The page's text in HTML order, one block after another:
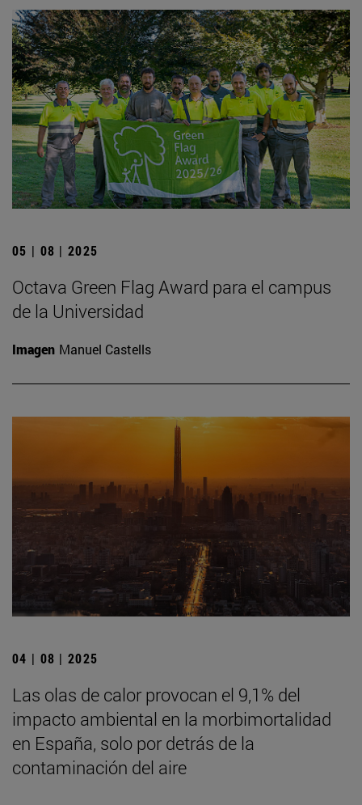
05 | 08 | 2025
Octava Green Flag Award para el campus
de la Universidad
Imagen Manuel Castells
04 | 08 | 2025
Las olas de calor provocan el 9,1% del
impacto ambiental en la morbimortalidad
en España, solo por detrás de la
contaminación del aire